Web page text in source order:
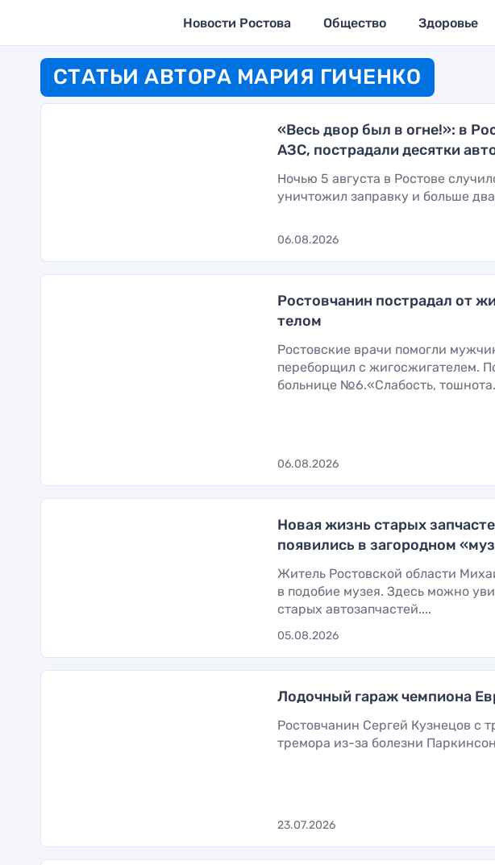
Новости Ростова Общество Здоровье
СТАТЬИ АВТОРА МАРИЯ ГИЧЕНКО
«Весь двор был в огне!»: в
АЗС, пострадали десятки
Ночью 5 августа в Ростове
уничтожил заправку и больше
06.08.2026
Ростовчанин пострадал от
телом
Ростовские врачи помогли
переборщил с жигосжигателем.
больнице №6.«Слабость,
06.08.2026
Новая жизнь старых
появились в загородном
Житель Ростовской области
в подобие музея. Здесь можно
старых автозапчастей....
05.08.2026
Лодочный гараж чемпиона
Ростовчанин Сергей Кузнецов с
тремора из-за болезни
23.07.2026